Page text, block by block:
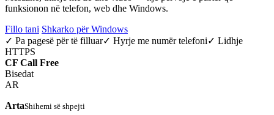
funksionon në telefon, web dhe Windows.
Fillo tani Shkarko për Windows
✓ Pa pagesë për të filluar✓ Hyrje me numër telefoni✓ Lidhje
HTTPS
CF Call Free
Bisedat
AR
ArtaShihemi së shpejti